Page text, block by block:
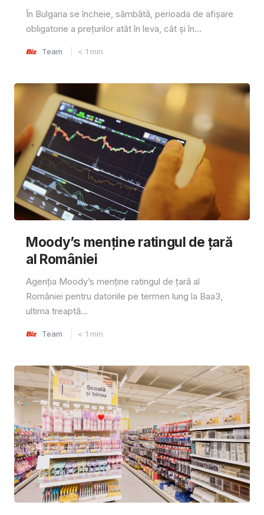
În Bulgaria se încheie, sâmbătă, perioada de afișare
obligatorie a prețurilor atât în ​​leva, cât și în...
Team < 1 min
Moody’s menține ratingul de țară
al României
Agenția Moody’s menține ratingul de țară al
României pentru datoriile pe termen lung la Baa3,
ultima treaptă...
Team < 1 min